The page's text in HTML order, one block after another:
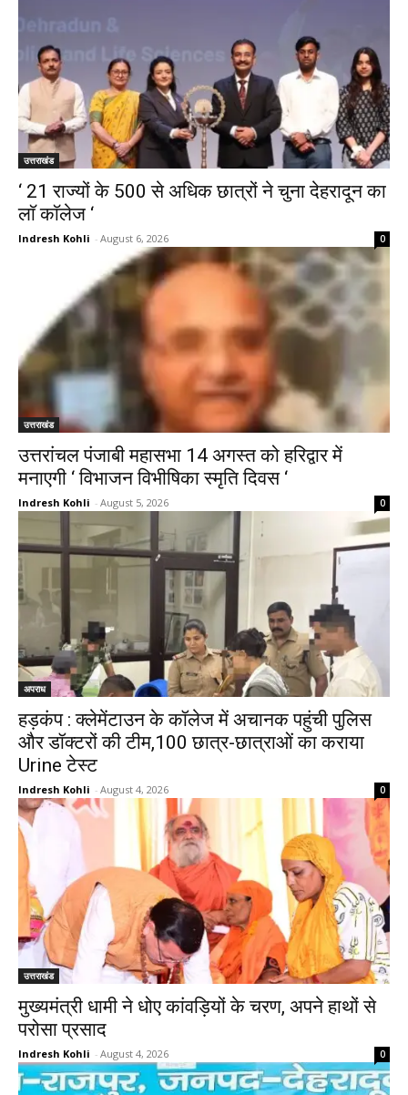
उत्तराखंड
‘ 21 राज्यों के 500 से अधिक छात्रों ने चुना देहरादून का
लाॅ काॅलेज ‘
Indresh Kohli - August 6, 2026 0
उत्तराखंड
उत्तरांचल पंजाबी महासभा 14 अगस्त को हरिद्वार में
मनाएगी ‘ विभाजन विभीषिका स्मृति दिवस ‘
Indresh Kohli - August 5, 2026 0
अपराध
हड़कंप : क्लेमेंटाउन के कॉलेज में अचानक पहुंची पुलिस
और डॉक्टरों की टीम,100 छात्र-छात्राओं का कराया
Urine टेस्ट
Indresh Kohli - August 4, 2026 0
उत्तराखंड
मुख्यमंत्री धामी ने धोए कांवड़ियों के चरण, अपने हाथों से
परोसा प्रसाद
Indresh Kohli - August 4, 2026 0